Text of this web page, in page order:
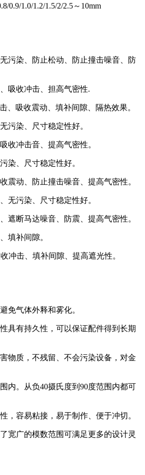
0.9/1.0/1.2/1.5/2/2.5～10mm
污染、防止松动、防止撞击噪音、防
吸收冲击、担高气密性.
、吸收震动、填补间隙、隔热效果。
污染、尺寸稳定性好。
收冲击音、提高气密性。
染、尺寸稳定性好。
震动、防止撞击噪音、提高气密性。
无污染、尺寸稳定性好。
遮断马达噪音、防震、提高气密性。
填补间隙。
冲击、填补间隙、提高遮光性。
免气体外释和雾化。
具有持久性，可以保证配件得到长期
物质，不残留、不会污染设备，对金
内。从负40摄氏度到90度范围内都可
，容易粘接，易于制作、便于冲切。
宽广的模数范围可满足更多的设计灵